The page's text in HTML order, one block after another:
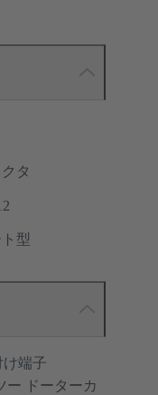
タ
型
け端子
ー ドーターカ